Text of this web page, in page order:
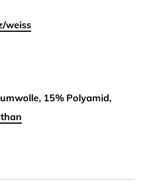
weiss
15% Polyamid,